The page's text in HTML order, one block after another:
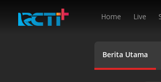
Home Live
Berita Utama